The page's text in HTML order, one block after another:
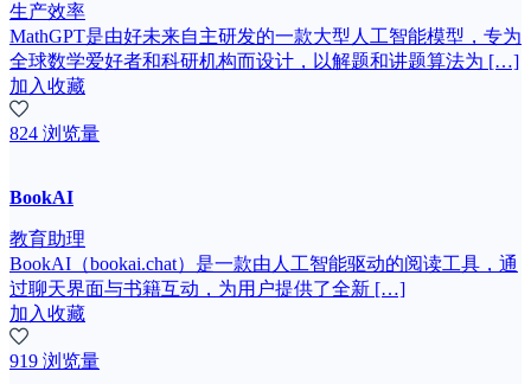
生产效率
MathGPT是由好未来自主研发的一款大型人工智能模型，专为
全球数学爱好者和科研机构而设计，以解题和讲题算法为 […]
加入收藏
824 浏览量
BookAI
教育助理
BookAI（bookai.chat）是一款由人工智能驱动的阅读工具，通
过聊天界面与书籍互动，为用户提供了全新 […]
加入收藏
919 浏览量